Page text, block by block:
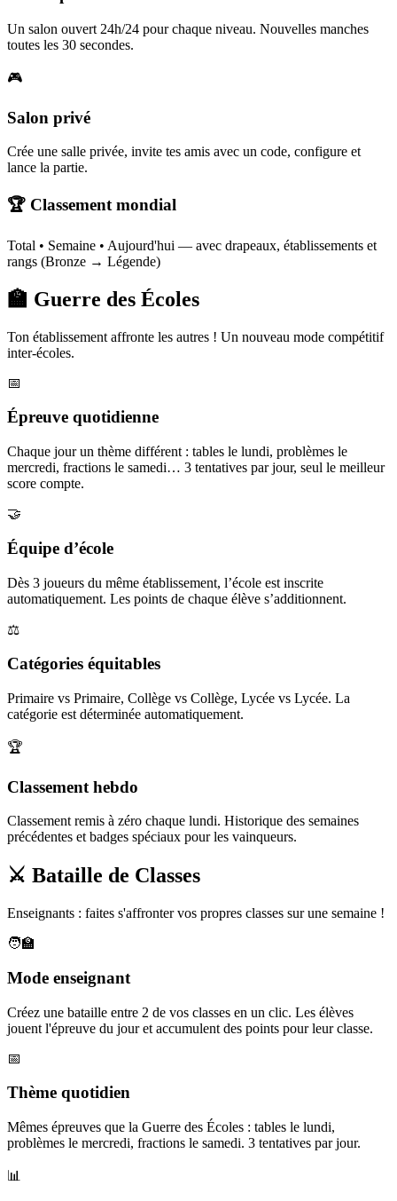
Un salon ouvert 24h/24 pour chaque niveau. Nouvelles manches
toutes les 30 secondes.
🎮
Salon privé
Crée une salle privée, invite tes amis avec un code, configure et
lance la partie.
🏆 Classement mondial
Total • Semaine • Aujourd'hui — avec drapeaux, établissements et
rangs (Bronze → Légende)
🏫 Guerre des Écoles
Ton établissement affronte les autres ! Un nouveau mode compétitif
inter-écoles.
📅
Épreuve quotidienne
Chaque jour un thème différent : tables le lundi, problèmes le
mercredi, fractions le samedi… 3 tentatives par jour, seul le meilleur
score compte.
🤝
Équipe d’école
Dès 3 joueurs du même établissement, l’école est inscrite
automatiquement. Les points de chaque élève s’additionnent.
⚖️
Catégories équitables
Primaire vs Primaire, Collège vs Collège, Lycée vs Lycée. La
catégorie est déterminée automatiquement.
🏆
Classement hebdo
Classement remis à zéro chaque lundi. Historique des semaines
précédentes et badges spéciaux pour les vainqueurs.
⚔️ Bataille de Classes
Enseignants : faites s'affronter vos propres classes sur une semaine !
🧑‍🏫
Mode enseignant
Créez une bataille entre 2 de vos classes en un clic. Les élèves
jouent l'épreuve du jour et accumulent des points pour leur classe.
📅
Thème quotidien
Mêmes épreuves que la Guerre des Écoles : tables le lundi,
problèmes le mercredi, fractions le samedi. 3 tentatives par jour.
📊